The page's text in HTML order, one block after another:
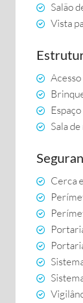
Salão
Vista
Sala
Cerca